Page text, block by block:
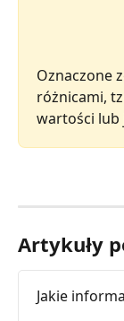
Oznaczone
różnicami,
wartości lub
Artykuły
Jakie